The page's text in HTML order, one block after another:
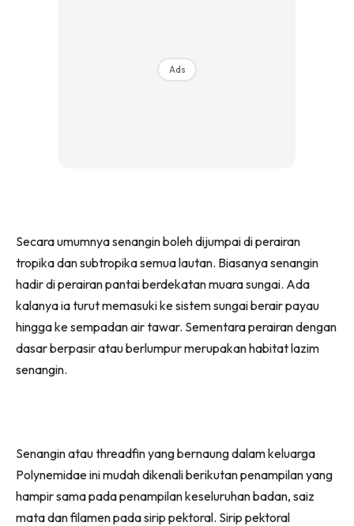
Ads
Secara umumnya senangin boleh dijumpai di perairan
tropika dan subtropika semua lautan. Biasanya senangin
hadir di perairan pantai berdekatan muara sungai. Ada
kalanya ia turut memasuki ke sistem sungai berair payau
hingga ke sempadan air tawar. Sementara perairan dengan
dasar berpasir atau berlumpur merupakan habitat lazim
senangin.
Senangin atau threadfin yang bernaung dalam keluarga
Polynemidae ini mudah dikenali berikutan penampilan yang
hampir sama pada penampilan keseluruhan badan, saiz
mata dan filamen pada sirip pektoral. Sirip pektoral